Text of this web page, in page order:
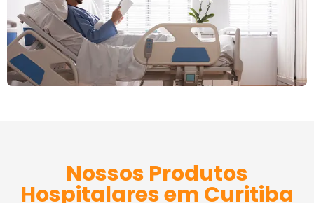
Nossos Produtos
Hospitalares em Curitiba